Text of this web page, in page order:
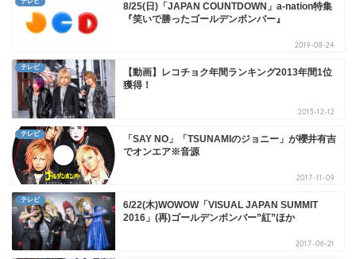
8/25(日)「JAPAN COUNTDOWN」a-nation特集
『笑いで勝ったゴールデンボンバー』
2019-08-24
テレビ
【動画】レコチョク年間ランキング2013年間1位
獲得！
2013-12-12
テレビ
「SAY NO」「TSUNAMIのジョニー」が櫻井有吉
でオンエア※音源
2017-11-09
テレビ
6/22(木)WOWOW「VISUAL JAPAN SUMMIT
2016」(再)ゴールデンボンバー”紅”ほか
2017-06-21